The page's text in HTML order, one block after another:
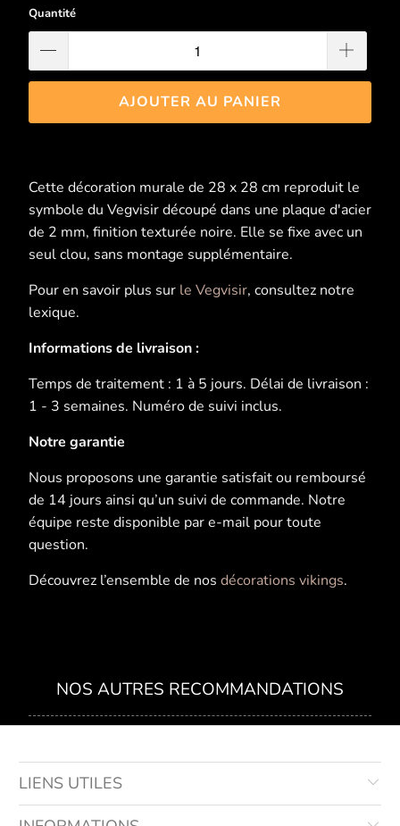
Quantité
AJOUTER AU PANIER
Cette décoration murale de 28 x 28 cm reproduit le
symbole du Vegvisir découpé dans une plaque d'acier
de 2 mm, finition texturée noire. Elle se fixe avec un
seul clou, sans montage supplémentaire.
Pour en savoir plus sur le Vegvisir, consultez notre
lexique.
Informations de livraison :
Temps de traitement : 1 à 5 jours. Délai de livraison :
1 - 3 semaines. Numéro de suivi inclus.
Notre garantie
Nous proposons une garantie satisfait ou remboursé
de 14 jours ainsi qu’un suivi de commande. Notre
équipe reste disponible par e-mail pour toute
question.
Découvrez l’ensemble de nos décorations vikings.
NOS AUTRES RECOMMANDATIONS
LIENS UTILES